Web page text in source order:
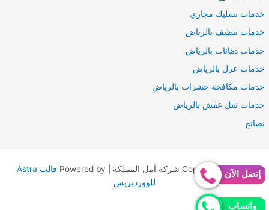
خدمات تسليك مجاري
خدمات تنظيف بالرياض
خدمات دهانات بالرياض
خدمات عزل بالرياض
خدمات مكافحة حشرات بالرياض
خدمات نقل عفش بالرياض
نصائح
Copyright © 2026 شركة أمل المملكة | Powered by
قالب Astra
للووردبريس
إتصل الآن
واتساب